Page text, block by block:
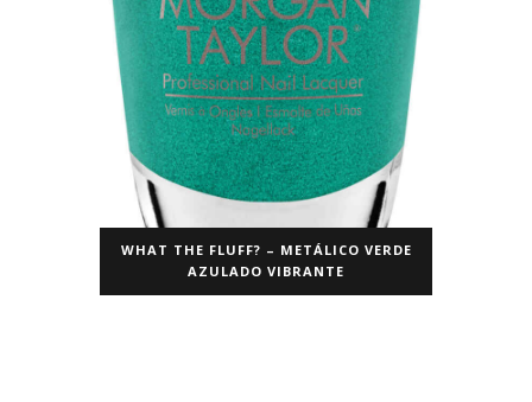
WHAT THE FLUFF? – METÁLICO VERDE
AZULADO VIBRANTE